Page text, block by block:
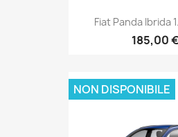
Fiat Panda Ibrida
185,00 €
NON DISPONIBILE